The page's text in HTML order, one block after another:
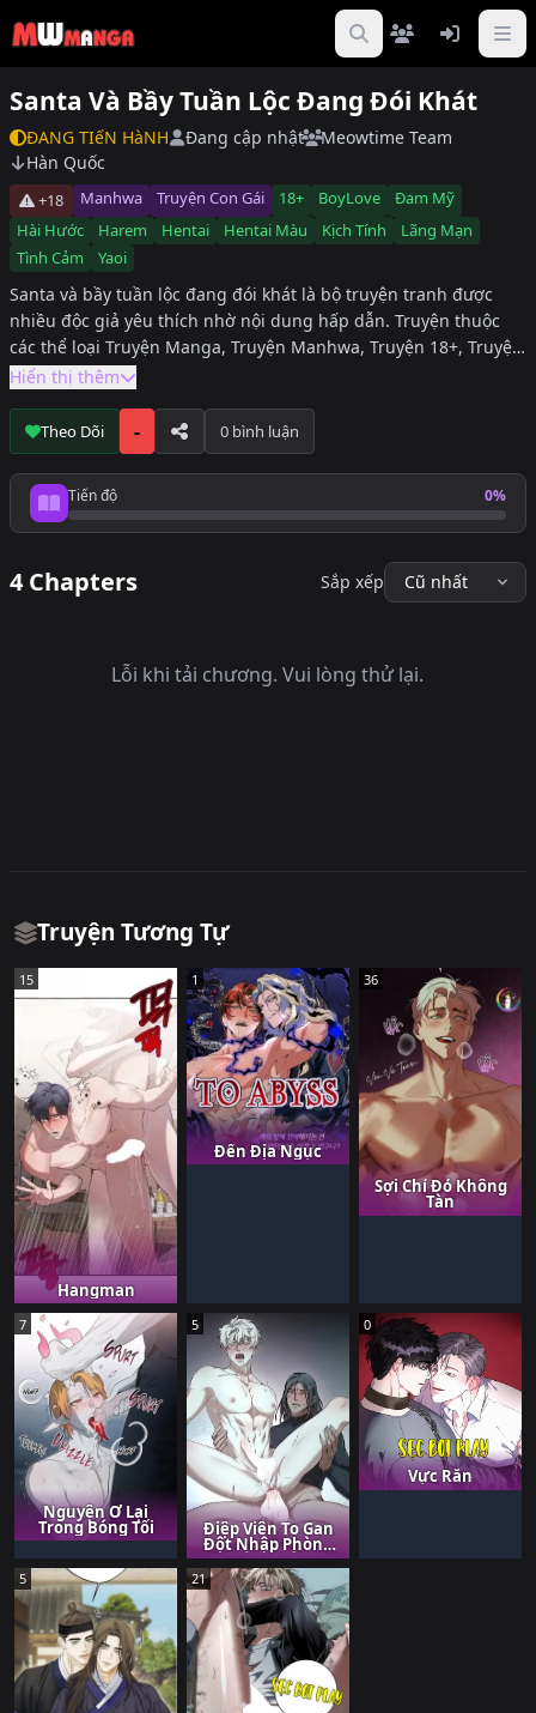
Santa Và Bầy Tuần Lộc Đang Đói Khát
ĐANG TIếN HàNH Đang cập nhật
Meowtime Team
Hàn Quốc
+18 Manhwa Truyện Con Gái 18+ BoyLove
Đam Mỹ
Hài Hước
Harem Hentai Hentai Màu Kịch Tính
Lãng Mạn
Tình Cảm
Yaoi
Santa và bầy tuần lộc đang đói khát là bộ truyện tranh được
nhiều độc giả yêu thích nhờ nội dung hấp dẫn. Truyện thuộc
các thể loại Truyện Manga, Truyện Manhwa, Truyện 18+, Truyện
Đam Mỹ, Truyện Harem, Truyện Truyện Màu, Truyện BoyLove,
Truyện Lãng Mạn, Truyện Tình Cảm, hiện đang được cập nhật
đầy đủ tại DuaLeoTruyen. Độc giả có thể theo dõi Santa và bầy
tuần lộc đang đói khát để không bỏ lỡ các chương mới nhất.
Hiển thị thêm
Theo Dõi - 0 bình luận
Tiến độ 0%
Tiến độ đọc
4 Chapters Sắp xếp
Lỗi khi tải chương. Vui lòng thử lại.
Truyện Tương Tự
15
Hangman
1
Đến Địa Ngục
36
Sợi Chỉ Đỏ Không
Tàn
7
Nguyện Ở Lại
Trong Bóng Tối
5
Điệp Viên To Gan
Đột Nhập Phòng
Thí Nghiệm
0
Vực Rắn
5 21